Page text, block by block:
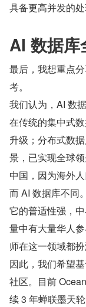
具备更高并发的处
AI 数据库
最后，我想重点
考。
我们认为，AI 数
在传统的集中式
升级；分布式数
景，已实现全球
中国，因为海外
而 AI 数据库不同
它的普适性强，
量中有大量华人
师在这一领域都扮
因此，我们希望
社区。目前
续 3 年蝉联墨天